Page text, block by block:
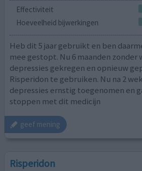
Effectiviteit
Hoeveelheid bijwerkingen
Heb dit 5 jaar gebruikt en ben
mee gestopt. Nu 6 maanden zonder
depressies gekregen en opnieuw
Risperidon te gebruiken. Nu na 2
depressies ernstig toegenomen en
stoppen met dit medicijn
geef mening
Risperidon